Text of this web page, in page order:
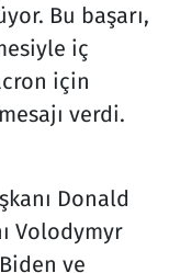
Bu başarı,
iç
için
verdi.
Donald
Volodymyr
ve